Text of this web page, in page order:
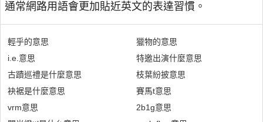
通常網路用語會更加貼近英文的表達習慣。
輕乎的意思
i.e.意思
古蹟巡禮是什麼意思
袂裾是什麼意思
vrm意思
獵物的意思
特邀出演什麼意思
枝葉紛披意思
賽馬t意思
2b1g意思